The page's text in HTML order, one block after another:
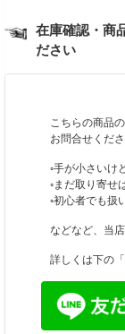
在庫確認・商
ださい
こちらの商品
お問合せくださ
◦手が小さいけ
◦まだ取り寄せ
◦初心者でも扱
などなど、当
詳しくは下の